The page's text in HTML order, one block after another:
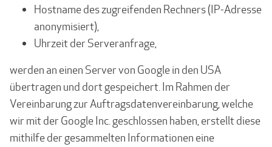
Hostname des zugreifenden Rechners (IP-Adresse
anonymisiert),
Uhrzeit der Serveranfrage,
werden an einen Server von Google in den USA
übertragen und dort gespeichert. Im Rahmen der
Vereinbarung zur Auftragsdatenvereinbarung, welche
wir mit der Google Inc. geschlossen haben, erstellt diese
mithilfe der gesammelten Informationen eine